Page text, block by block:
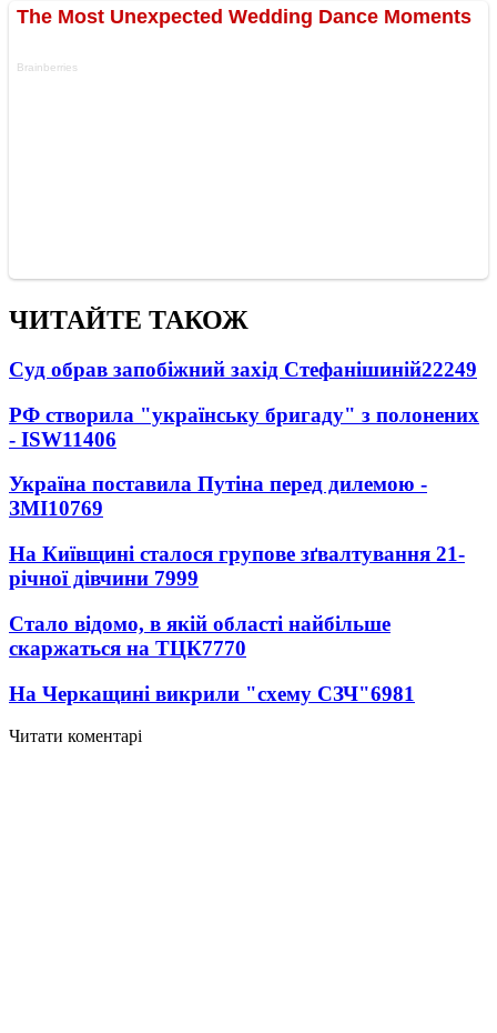
ЧИТАЙТЕ ТАКОЖ
Суд обрав запобіжний захід Стефанішиній22249
РФ створила "українську бригаду" з полонених
- ISW11406
Україна поставила Путіна перед дилемою -
ЗМІ10769
На Київщині сталося групове зґвалтування 21-
річної дівчини 7999
Стало відомо, в якій області найбільше
скаржаться на ТЦК7770
На Черкащині викрили "схему СЗЧ"6981
Читати коментарі